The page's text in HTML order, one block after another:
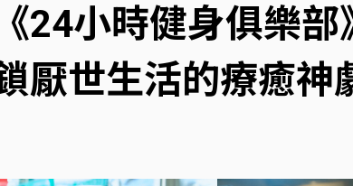
24小時健身俱樂
厭世生活的療癒神